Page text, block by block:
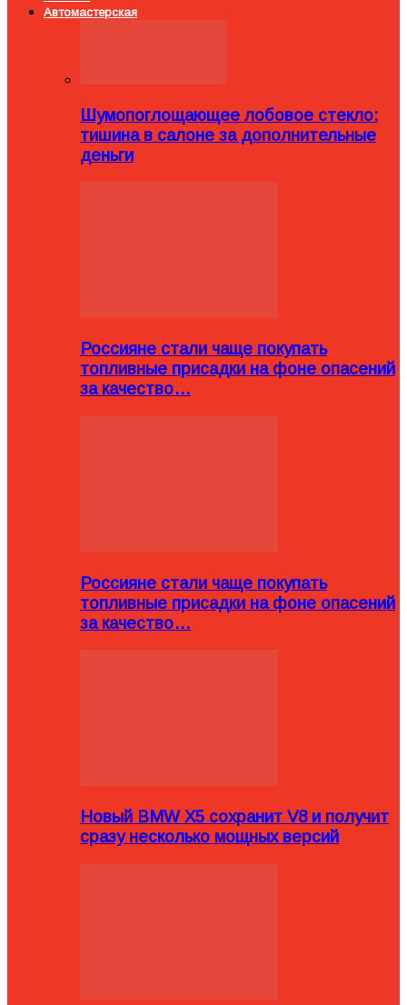
Автомастерская
Шумопоглощающее лобовое стекло:
тишина в салоне за дополнительные
деньги
Россияне стали чаще покупать
топливные присадки на фоне опасений
за качество…
Россияне стали чаще покупать
топливные присадки на фоне опасений
за качество…
Новый BMW X5 сохранит V8 и получит
сразу несколько мощных версий